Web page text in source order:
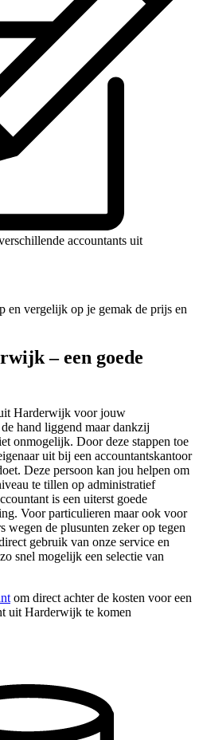
accountants uit
en vergelijk op je gemak de prijs en
– een goede
Harderwijk voor jouw
hand liggend maar dankzij
onmogelijk. Door deze stappen toe
uit bij een accountantskantoor
Deze persoon kan jou helpen om
te tillen op administratief
is een uiterst goede
Voor particulieren maar ook voor
wegen de plusunten zeker op tegen
gebruik van onze service en
snel mogelijk een selectie van
om direct achter de kosten voor een
uit Harderwijk te komen